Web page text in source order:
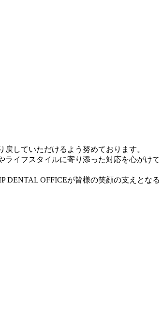
していただけるよう努めております。
ライフスタイルに寄り添った対応を心がけて
DENTAL OFFICEが皆様の笑顔の支えとなる